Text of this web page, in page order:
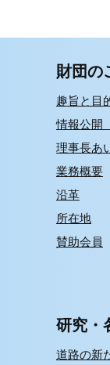
財団の
趣旨と目
情報公開
理事長あ
業務概要
沿革
所在地
賛助会員
研究・
道路の新